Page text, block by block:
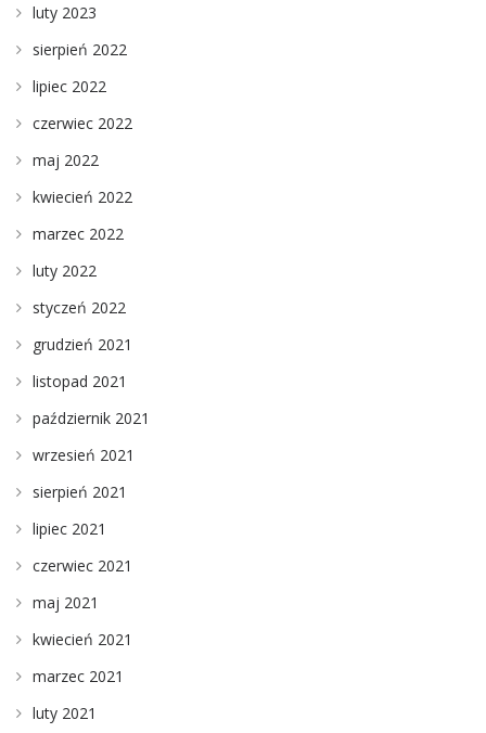
luty 2023
sierpień 2022
lipiec 2022
czerwiec 2022
maj 2022
kwiecień 2022
marzec 2022
luty 2022
styczeń 2022
grudzień 2021
listopad 2021
październik 2021
wrzesień 2021
sierpień 2021
lipiec 2021
czerwiec 2021
maj 2021
kwiecień 2021
marzec 2021
luty 2021